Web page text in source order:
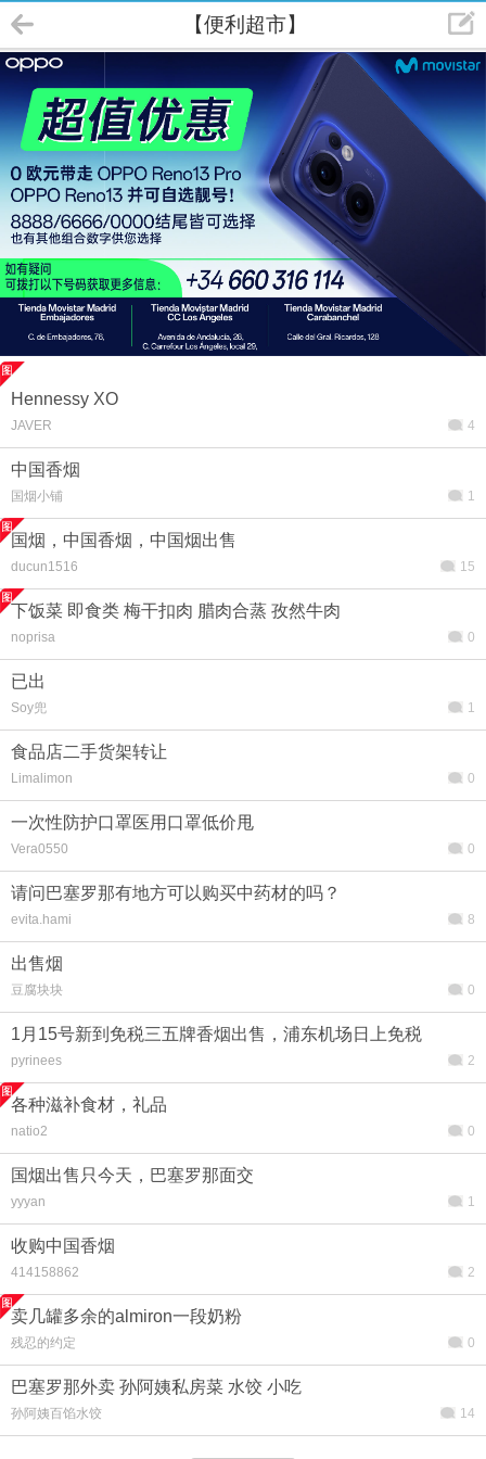
【便利超市】
Hennessy XO
JAVER 4
中国香烟
国烟小铺 1
国烟，中国香烟，中国烟出售
ducun1516 15
下饭菜 即食类 梅干扣肉 腊肉合蒸 孜然牛肉
noprisa 0
已出
Soy兜 1
食品店二手货架转让
Limalimon 0
一次性防护口罩医用口罩低价甩
Vera0550 0
请问巴塞罗那有地方可以购买中药材的吗？
evita.hami 8
出售烟
豆腐块块 0
1月15号新到免税三五牌香烟出售，浦东机场日上免税
pyrinees 2
各种滋补食材，礼品
natio2 0
国烟出售只今天，巴塞罗那面交
yyyan 1
收购中国香烟
414158862 2
卖几罐多余的almiron一段奶粉
残忍的约定 0
巴塞罗那外卖 孙阿姨私房菜 水饺 小吃
孙阿姨百馅水饺 14